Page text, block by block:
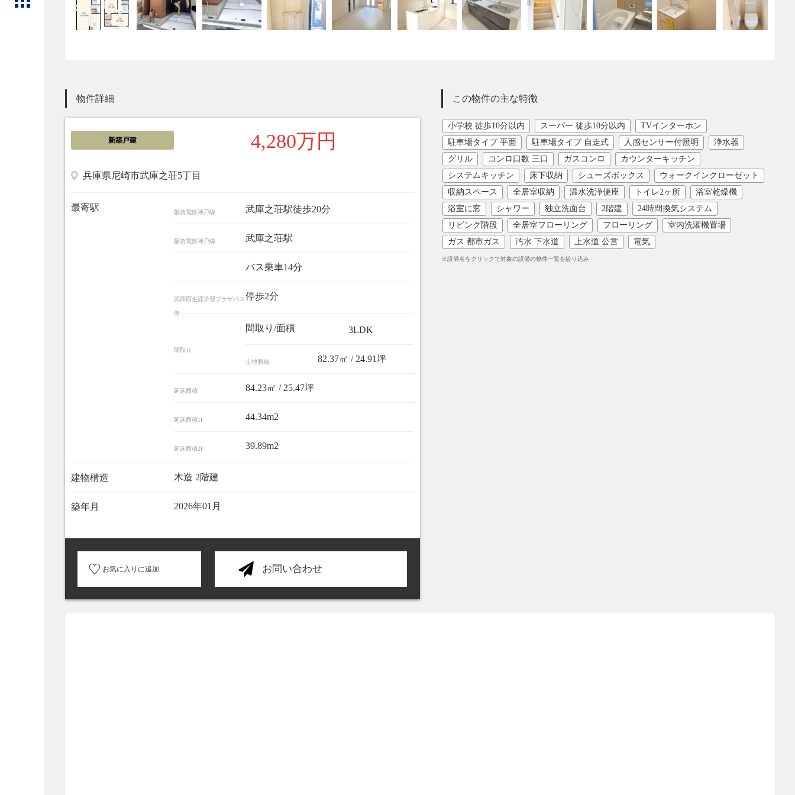
物件詳細
新築戸建 4,280万円
兵庫県尼崎市武庫之荘5丁目
最寄駅 阪急電鉄神戸線 武庫之荘駅徒歩20分
阪急電鉄神戸線 武庫之荘駅
バス乗車14分
武庫西生涯学習プラザバス
停
停歩2分
間取り/面積
間取り
3LDK
土地面積 82.37㎡ / 24.91坪
延床面積 84.23㎡ / 25.47坪
延床面積1F 44.34m2
延床面積2F 39.89m2
建物構造 木造 2階建
築年月 2026年01月
お気に入りに追加 お問い合わせ
この物件の主な特徴
小学校 徒歩10分以内 スーパー 徒歩10分以内
TVインターホン
駐車場タイプ 平面
駐車場タイプ 自走式 人感センサー付照明
浄水器
グリル
コンロ口数 三口 ガスコンロ
カウンターキッチン
システムキッチン
床下収納 シューズボックス
ウォークインクローゼット
収納スペース
全居室収納 温水洗浄便座 トイレ2ヶ所
浴室乾燥機
浴室に窓
シャワー 独立洗面台 2階建
24時間換気システム
リビング階段
全居室フローリング フローリング
室内洗濯機置場
ガス 都市ガス
汚水 下水道 上水道 公営 電気
※設備名をクリックで対象の設備の物件一覧を絞り込み